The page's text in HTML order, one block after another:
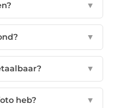
▼
▼
▼
heb? ▼